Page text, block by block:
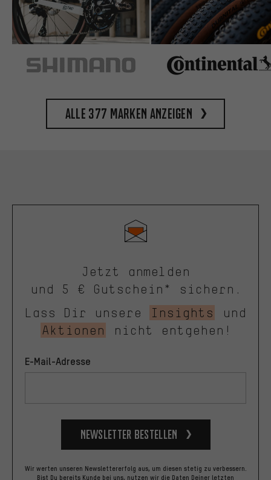
Alle 377 Marken anzeigen
Jetzt anmelden
und 5 € Gutschein* sichern.
Lass Dir unsere
Insights
und
Aktionen
nicht entgehen!
E-Mail-Adresse
Newsletter bestellen
Wir werten unseren Newslettererfolg aus, um diesen stetig zu verbessern.
Bist Du bereits Kunde bei uns, nutzen wir die Daten Deiner letzten